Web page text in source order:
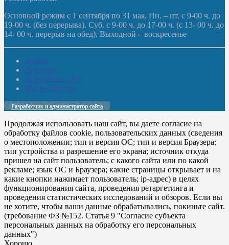
Основной режим с 1 сентября по 31 мая. Пн. – пт. с 9-00 ч. до
19-00 ч. (без перерыва). Суб. с 9-00 ч. до 17-00 ч. (с 13- 00 ч. до
14- 00 ч. перерыв на обед). Выходной – воскресенье
Домой
Новости
Документы. Все
Мы в соцсетях
Разработчик и администратор сайта
Продолжая использовать наш сайт, вы даете согласие на
обработку файлов cookie, пользовательских данных (сведения
о местоположении; тип и версия ОС; тип и версия Браузера;
тип устройства и разрешение его экрана; источник откуда
пришел на сайт пользователь; с какого сайта или по какой
рекламе; язык ОС и Браузера; какие страницы открывает и на
какие кнопки нажимает пользователь; ip-адрес) в целях
функционирования сайта, проведения ретаргетинга и
проведения статистических исследований и обзоров. Если вы
не хотите, чтобы ваши данные обрабатывались, покиньте сайт.
(требование ФЗ №152. Статья 9 "Согласие субъекта
персональных данных на обработку его персональных
данных")